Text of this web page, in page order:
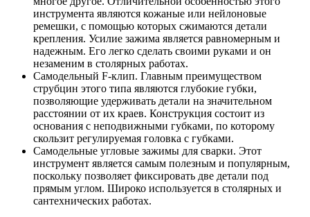
инструмента являются кожаные или нейлоновые
ремешки, с помощью которых сжимаются детали
крепления. Усилие зажима является равномерным и
надежным. Его легко сделать своими руками и он
незаменим в столярных работах.
Самодельный F-клип. Главным преимуществом
струбцин этого типа являются глубокие губки,
позволяющие удерживать детали на значительном
расстоянии от их краев. Конструкция состоит из
основания с неподвижными губками, по которому
скользит регулируемая головка с губками.
Самодельные угловые зажимы для сварки. Этот
инструмент является самым полезным и популярным,
поскольку позволяет фиксировать две детали под
прямым углом. Широко используется в столярных и
сантехнических работах.